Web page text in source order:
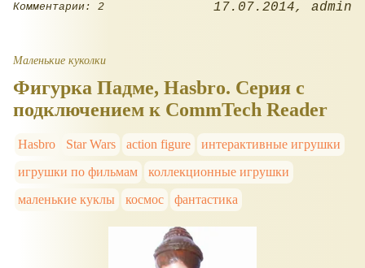
Комментарии: 2 17.07.2014 admin
Маленькие куколки
Фигурка Падме, Hasbro. Серия с
подключением к CommTech Reader
Hasbro Star Wars action figure
интерактивные игрушки
игрушки по фильмам
коллекционные игрушки
маленькие куклы
космос фантастика